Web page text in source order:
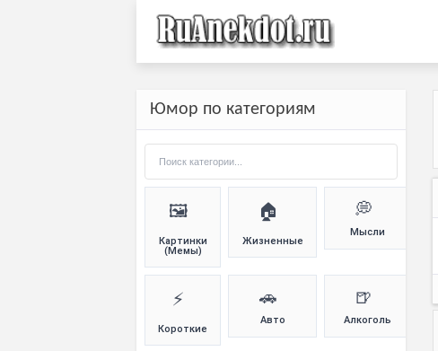
Юмор по категориям
🖼️
Картинки
(Мемы)
🏠
Жизненные
💭
Мысли
⚡
Короткие
🚗
Авто
🍺
Алкоголь